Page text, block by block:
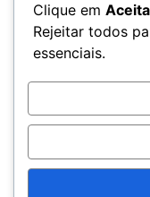
Clique em
Rejeitar todos
essenciais.